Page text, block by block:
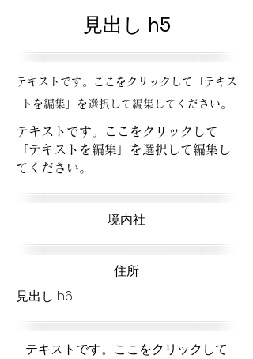
見出し h5
テキストです。ここをクリックして「テキス
トを編集」を選択して編集してください。
テキストです。ここをクリックして
「テキストを編集」を選択して編集し
てください。
​境内社
​住所
見出し h6
テキストです。ここをクリックして